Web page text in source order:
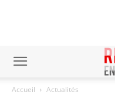
Accueil Actualités